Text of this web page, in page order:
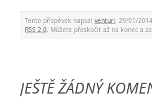
Tento příspěvek napsal venturi, 29/01/
RSS 2.0. Můžete přeskočit až na konec a
JEŠTĚ ŽÁDNÝ